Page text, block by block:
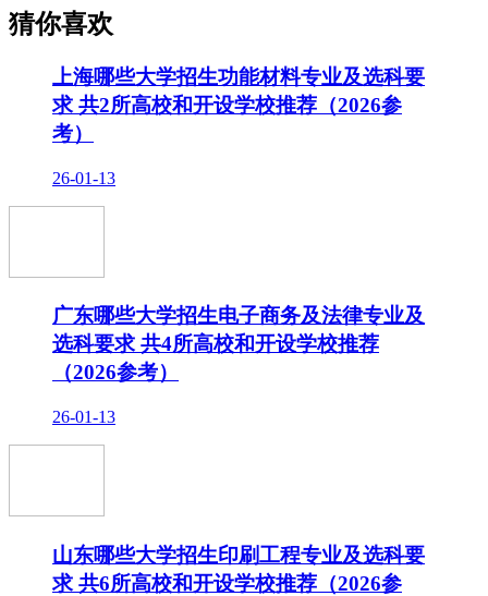
猜你喜欢
上海哪些大学招生功能材料专业及选科要
求 共2所高校和开设学校推荐（2026参
考）
26-01-13
广东哪些大学招生电子商务及法律专业及
选科要求 共4所高校和开设学校推荐
（2026参考）
26-01-13
山东哪些大学招生印刷工程专业及选科要
求 共6所高校和开设学校推荐（2026参